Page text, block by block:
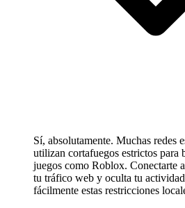
Sí, absolutamente. Muchas redes
utilizan cortafuegos estrictos para
juegos como Roblox. Conectarte
tu tráfico web y oculta tu
fácilmente estas restricciones